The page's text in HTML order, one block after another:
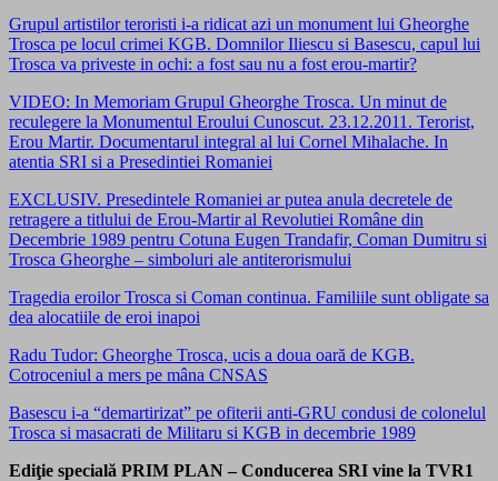
Grupul artistilor teroristi i-a ridicat azi un monument lui Gheorghe
Trosca pe locul crimei KGB. Domnilor Iliescu si Basescu, capul lui
Trosca va priveste in ochi: a fost sau nu a fost erou-martir?
VIDEO: In Memoriam Grupul Gheorghe Trosca. Un minut de
reculegere la Monumentul Eroului Cunoscut. 23.12.2011. Terorist,
Erou Martir. Documentarul integral al lui Cornel Mihalache. In
atentia SRI si a Presedintiei Romaniei
EXCLUSIV. Presedintele Romaniei ar putea anula decretele de
retragere a titlului de Erou-Martir al Revolutiei Române din
Decembrie 1989 pentru Cotuna Eugen Trandafir, Coman Dumitru si
Trosca Gheorghe – simboluri ale antiterorismului
Tragedia eroilor Trosca si Coman continua. Familiile sunt obligate sa
dea alocatiile de eroi inapoi
Radu Tudor: Gheorghe Trosca, ucis a doua oară de KGB.
Cotroceniul a mers pe mâna CNSAS
Basescu i-a “demartirizat” pe ofiterii anti-GRU condusi de colonelul
Trosca si masacrati de Militaru si KGB in decembrie 1989
Ediţie specială PRIM PLAN – Conducerea SRI vine la TVR1